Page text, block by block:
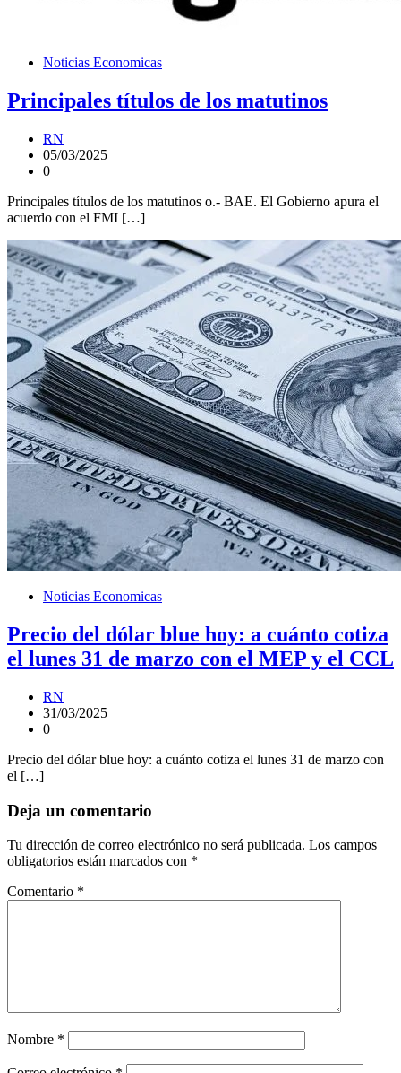
Noticias Economicas
Principales títulos de los matutinos
RN
05/03/2025
0
Principales títulos de los matutinos o.- BAE. El Gobierno apura el
acuerdo con el FMI […]
Noticias Economicas
Precio del dólar blue hoy: a cuánto cotiza
el lunes 31 de marzo con el MEP y el CCL
RN
31/03/2025
0
Precio del dólar blue hoy: a cuánto cotiza el lunes 31 de marzo con
el […]
Deja un comentario
Tu dirección de correo electrónico no será publicada. Los campos
obligatorios están marcados con *
Comentario *
Nombre *